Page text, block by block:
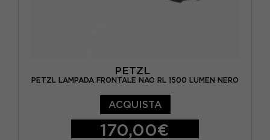
PETZL
PETZL LAMPADA FRONTALE NAO RL 1500 LUMEN NERO
ACQUISTA
170,00€